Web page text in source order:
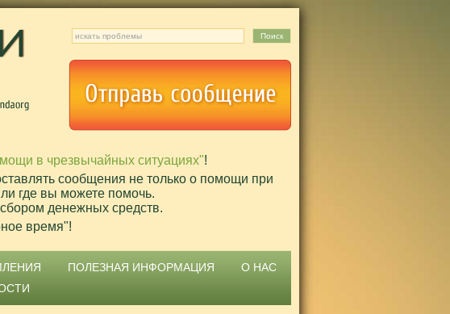
в чрезвычайных ситуациях"!
сообщения не только о помощи при
где вы можете помочь.
денежных средств.
время"!
ПОЛЕЗНАЯ ИНФОРМАЦИЯ
О НАС